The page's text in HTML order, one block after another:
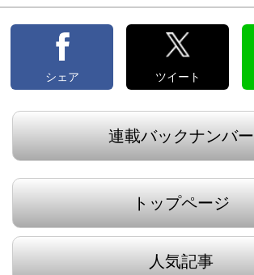
シェア ツイート
連載バックナンバー
トップページ
人気記事